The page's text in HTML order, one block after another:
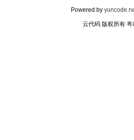
Powered by
云代码 版权所有 粤